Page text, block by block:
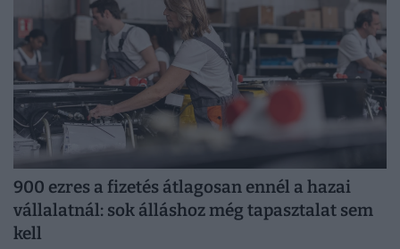
900 ezres a fizetés átlagosan ennél a hazai
vállalatnál: sok álláshoz még tapasztalat sem
kell